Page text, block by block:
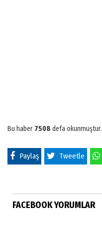
Bu haber 7508 defa okunmuştur.
Paylaş Tweetle
FACEBOOK YORUMLAR